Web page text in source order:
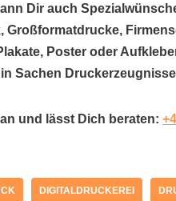
Dir auch
Großformatdrucke,
Poster oder
Sachen
und lässt Dich beraten:
DIGITALDRUCKEREI